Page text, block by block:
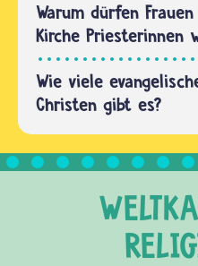
Warum dürfen
Kirche Priesterinnen
Wie viele
Christen gibt es?